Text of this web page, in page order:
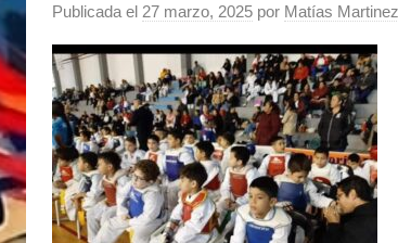
Publicada el 27 marzo, 2025 por Matías Martinez